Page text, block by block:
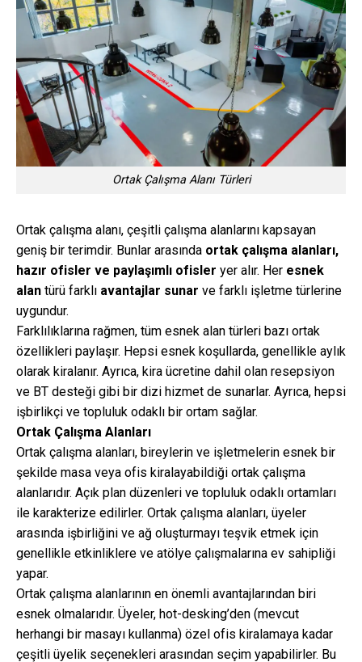
Ortak Çalışma Alanı Türleri
Ortak çalışma alanı, çeşitli çalışma alanlarını kapsayan
geniş bir terimdir. Bunlar arasında ortak çalışma alanları,
hazır ofisler ve paylaşımlı ofisler yer alır. Her esnek
alan türü farklı avantajlar sunar ve farklı işletme türlerine
uygundur.
Farklılıklarına rağmen, tüm esnek alan türleri bazı ortak
özellikleri paylaşır. Hepsi esnek koşullarda, genellikle aylık
olarak kiralanır. Ayrıca, kira ücretine dahil olan resepsiyon
ve BT desteği gibi bir dizi hizmet de sunarlar. Ayrıca, hepsi
işbirlikçi ve topluluk odaklı bir ortam sağlar.
Ortak Çalışma Alanları
Ortak çalışma alanları, bireylerin ve işletmelerin esnek bir
şekilde masa veya ofis kiralayabildiği ortak çalışma
alanlarıdır. Açık plan düzenleri ve topluluk odaklı ortamları
ile karakterize edilirler. Ortak çalışma alanları, üyeler
arasında işbirliğini ve ağ oluşturmayı teşvik etmek için
genellikle etkinliklere ve atölye çalışmalarına ev sahipliği
yapar.
Ortak çalışma alanlarının en önemli avantajlarından biri
esnek olmalarıdır. Üyeler, hot-desking’den (mevcut
herhangi bir masayı kullanma) özel ofis kiralamaya kadar
çeşitli üyelik seçenekleri arasından seçim yapabilirler. Bu